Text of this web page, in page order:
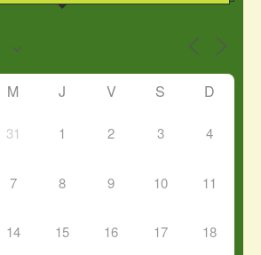
M J V S D
31 1 2 3 4
7 8 9 10 11
14 15 16 17 18